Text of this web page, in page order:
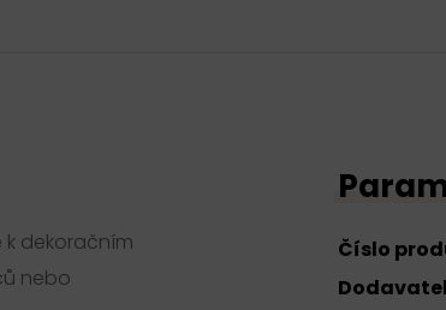
dekoračním
nebo
Číslo
Dodavatel